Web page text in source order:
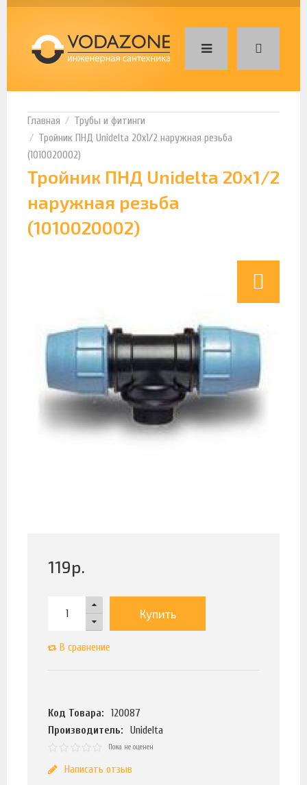
Трубы и фитинги
Тройник ПНД Unidelta 20х1/2 наружная резьба
(1010020002)
Тройник ПНД Unidelta 20х1/2
наружная резьба
(1010020002)
119р.
Купить
В сравнение
Код Товара:
120087
Производитель:
Unidelta
Пока не оценен
Написать отзыв